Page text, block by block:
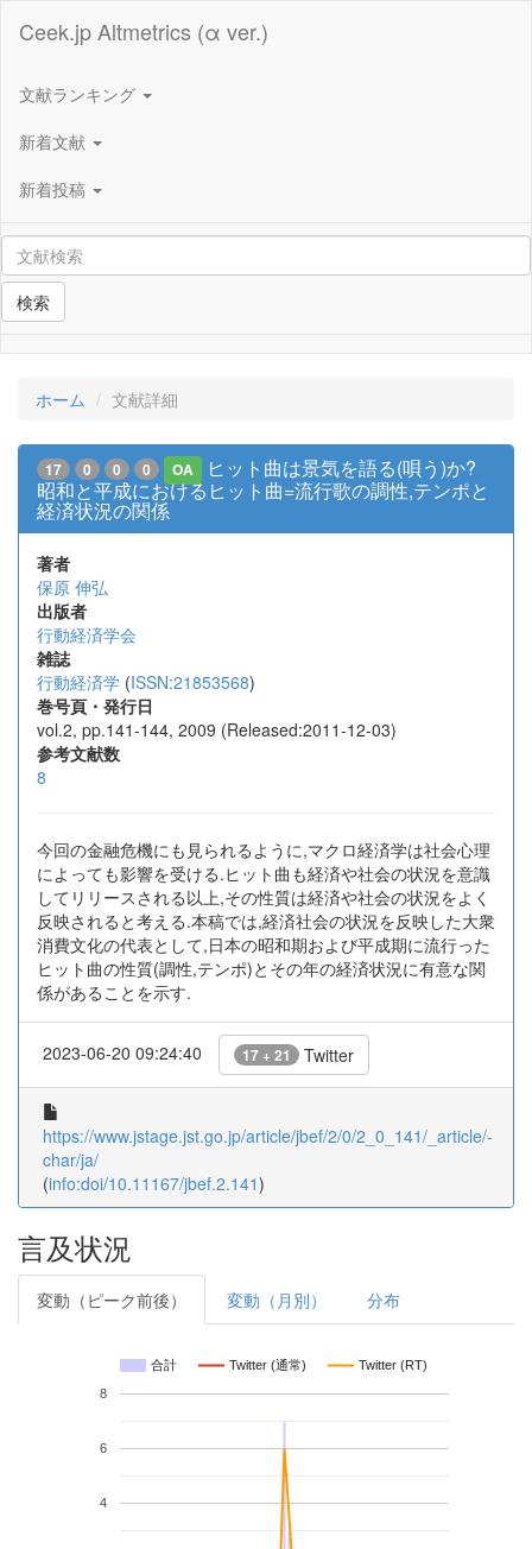
Ceek.jp Altmetrics (α ver.)
文献ランキング
新着文献
新着投稿
検索
ホーム 文献詳細
17 0 0 0 OA
ヒット曲は景気を語る(唄う)か?
昭和と平成におけるヒット曲=流行歌の調性,テンポと
経済状況の関係
著者
保原 伸弘
出版者
行動経済学会
雑誌
行動経済学 (ISSN:21853568)
巻号頁・発行日
vol.2, pp.141-144, 2009 (Released:2011-12-03)
参考文献数
8
今回の金融危機にも見られるように,マクロ経済学は社会心理
によっても影響を受ける.ヒット曲も経済や社会の状況を意識
してリリースされる以上,その性質は経済や社会の状況をよく
反映されると考える.本稿では,経済社会の状況を反映した大衆
消費文化の代表として,日本の昭和期および平成期に流行った
ヒット曲の性質(調性,テンポ)とその年の経済状況に有意な関
係があることを示す.
2023-06-20 09:24:40 17 + 21 Twitter
https://www.jstage.jst.go.jp/article/jbef/2/0/2_0_141/_article/-
char/ja/
(info:doi/10.11167/jbef.2.141)
言及状況
変動（ピーク前後） 変動（月別） 分布
合計 Twitter (通常) Twitter (RT)
4
6
8